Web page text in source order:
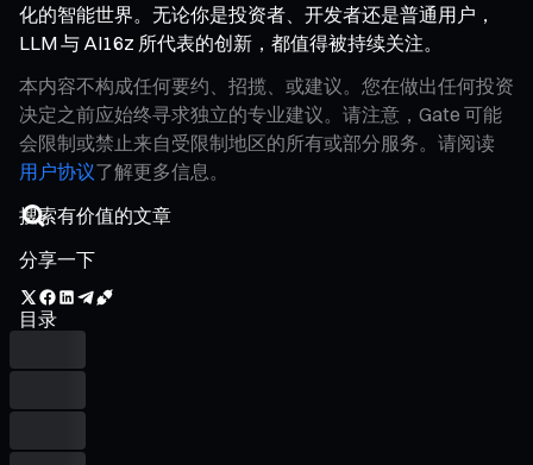
化的智能世界。无论你是投资者、开发者还是普通用户，
LLM 与 AI16z 所代表的创新，都值得被持续关注。
本内容不构成任何要约、招揽、或建议。您在做出任何投资
决定之前应始终寻求独立的专业建议。请注意，Gate 可能
会限制或禁止来自受限制地区的所有或部分服务。请阅读
用户协议了解更多信息。
分享一下
目录